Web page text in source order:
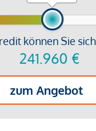
können Sie
241.960 €
zum Angebot